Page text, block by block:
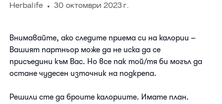
Herbalife 30 октомври 2023 г.
Внимавайте, ако следите приема си на калории –
Вашият партньор може да не иска да се
присъедини към Вас. Но все пак той/тя би могъл да
остане чудесен източник на подкрепа.
Решили сте да броите калориите. Имате план.